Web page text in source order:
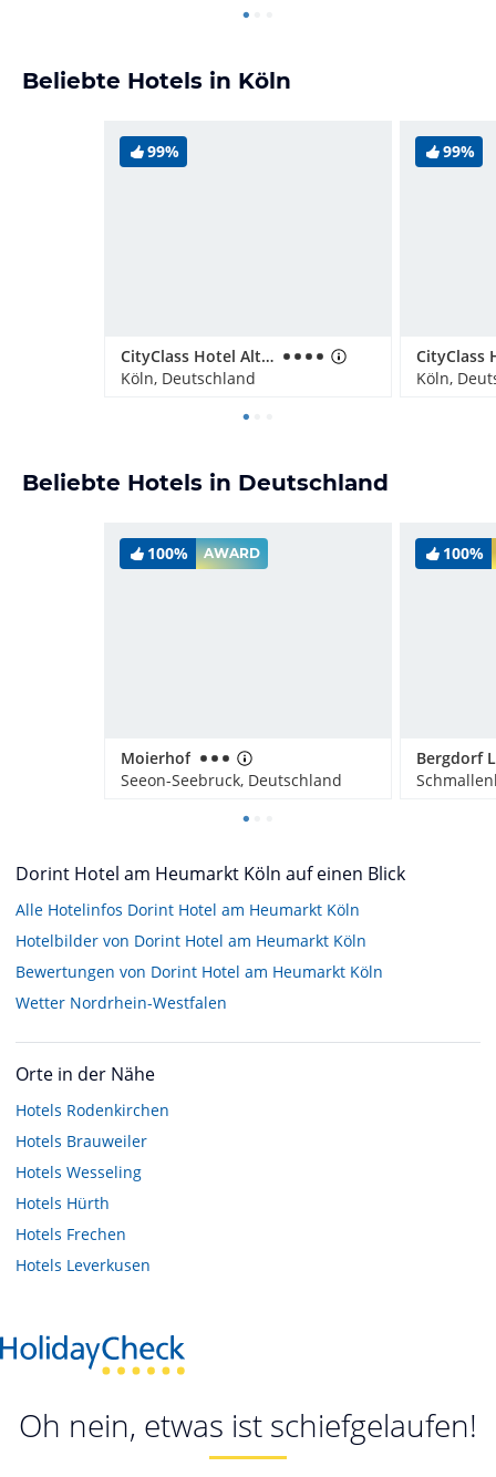
Beliebte Hotels in Köln
99%
CityClass Hotel Alter Markt
Köln, Deutschland
99%
Köln,
Beliebte Hotels in Deutschland
100% AWARD
Moierhof
Seeon-Seebruck, Deutschland
100%
Dorint Hotel am Heumarkt Köln auf einen Blick
Alle Hotelinfos Dorint Hotel am Heumarkt Köln
Hotelbilder von Dorint Hotel am Heumarkt Köln
Bewertungen von Dorint Hotel am Heumarkt Köln
Wetter Nordrhein-Westfalen
Orte in der Nähe
Hotels Rodenkirchen
Hotels Brauweiler
Hotels Wesseling
Hotels Hürth
Hotels Frechen
Hotels Leverkusen
Oh nein, etwas ist schiefgelaufen!